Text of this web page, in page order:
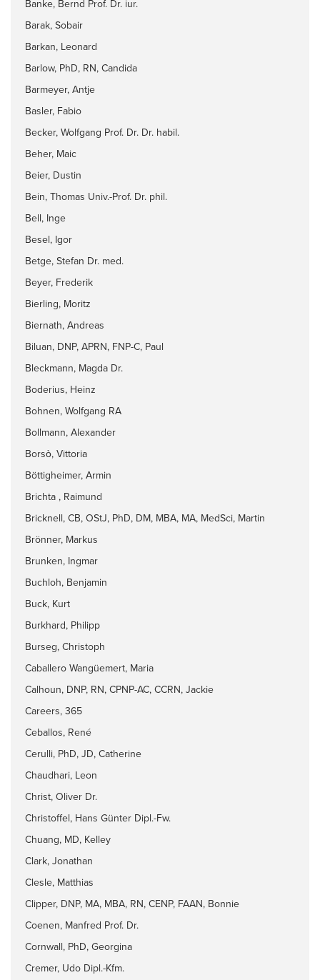
Banke, Bernd Prof. Dr. iur.
Barak, Sobair
Barkan, Leonard
Barlow, PhD, RN, Candida
Barmeyer, Antje
Basler, Fabio
Becker, Wolfgang Prof. Dr. Dr. habil.
Beher, Maic
Beier, Dustin
Bein, Thomas Univ.-Prof. Dr. phil.
Bell, Inge
Besel, Igor
Betge, Stefan Dr. med.
Beyer, Frederik
Bierling, Moritz
Biernath, Andreas
Biluan, DNP, APRN, FNP-C, Paul
Bleckmann, Magda Dr.
Boderius, Heinz
Bohnen, Wolfgang RA
Bollmann, Alexander
Borsò, Vittoria
Böttigheimer, Armin
Brichta , Raimund
Bricknell, CB, OStJ, PhD, DM, MBA, MA, MedSci, Martin
Brönner, Markus
Brunken, Ingmar
Buchloh, Benjamin
Buck, Kurt
Burkhard, Philipp
Burseg, Christoph
Caballero Wangüemert, Maria
Calhoun, DNP, RN, CPNP-AC, CCRN, Jackie
Careers, 365
Ceballos, René
Cerulli, PhD, JD, Catherine
Chaudhari, Leon
Christ, Oliver Dr.
Christoffel, Hans Günter Dipl.-Fw.
Chuang, MD, Kelley
Clark, Jonathan
Clesle, Matthias
Clipper, DNP, MA, MBA, RN, CENP, FAAN, Bonnie
Coenen, Manfred Prof. Dr.
Cornwall, PhD, Georgina
Cremer, Udo Dipl.-Kfm.